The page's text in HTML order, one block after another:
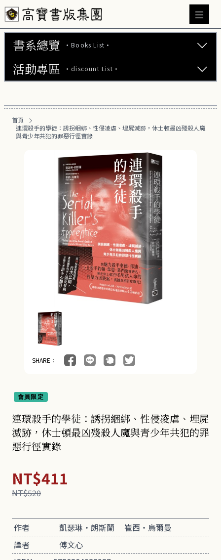
書系總覽 ·Books List·
文學小說 (737)
商業財經 (101)
醫療保健 (54)
親子教養 (14)
人文史哲 (74)
活動專區 ·discount List·
【2本7折】高寶小說系列全圖鑑書展
【66折】高寶小說系列全圖鑑書展
首頁
連環殺手的學徒：誘拐綑綁、性侵凌虐、埋屍滅跡，休士頓最凶殘殺人魔
與青少年共犯的罪惡行徑實錄
SHARE：
會員限定
連環殺手的學徒：誘拐綑綁、性侵凌虐、埋屍
滅跡，休士頓最凶殘殺人魔與青少年共犯的罪
惡行徑實錄
NT$411
NT$520
作者 凱瑟琳・朗斯蘭
崔西・烏爾曼
譯者
傅文心